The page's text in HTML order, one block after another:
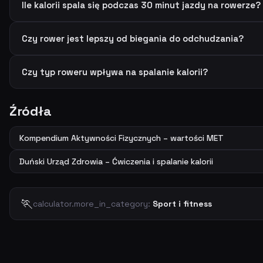
Ile kalorii spala się podczas 30 minut jazdy na rowerze?
Czy rower jest lepszy od biegania do odchudzania?
Czy typ roweru wpływa na spalanie kalorii?
Źródła
Kompendium Aktywności Fizycznych – wartości MET
Duński Urząd Zdrowia – Ćwiczenia i spalanie kalorii
🏃calculator.more_in_category: Sport i fitness